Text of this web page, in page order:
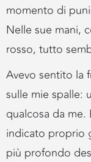
momento di
Nelle sue mani,
rosso, tutto
Avevo sentito la
sulle mie spalle:
qualcosa da me.
indicato proprio
più profondo